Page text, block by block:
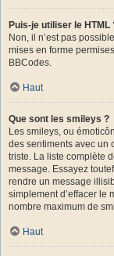
Puis-je utiliser le HTML
Non, il n’est pas
mises en forme
BBCodes.
Haut
Que sont les smileys ?
Les smileys, ou
des sentiments avec un
triste. La liste complète
message. Essayez
rendre un message
simplement d’effacer le
nombre maximum de
Haut